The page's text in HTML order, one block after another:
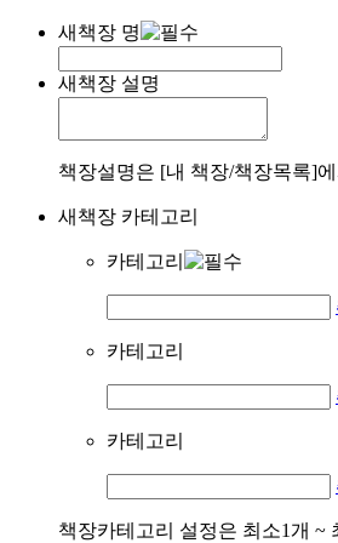
새책장 명
새책장 설명
책장설명은 [내 책장/책장목록]
새책장 카테고리
카테고리
카테고리
카테고리
책장카테고리 설정은 최소1개 ~